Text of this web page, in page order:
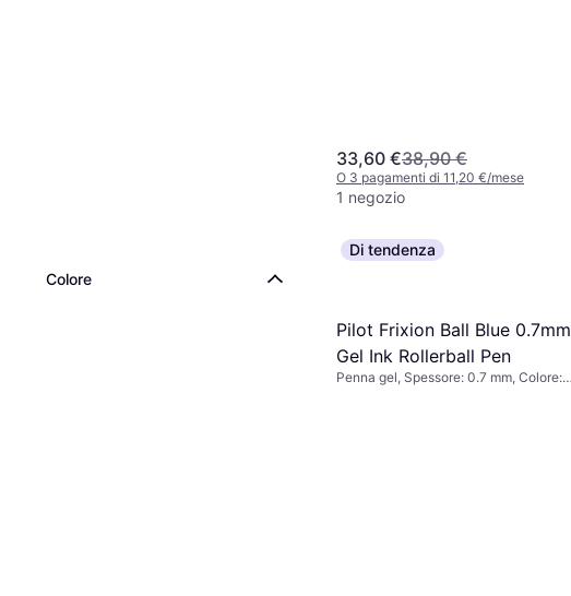
Colore
33,60 €38,90 €
O 3 pagamenti di 11,20 €/mese
1 negozio
Di tendenza
Pilot Frixion Ball Blue 0.7mm
Gel Ink Rollerball Pen
Penna gel, Spessore: 0.7 mm, Colore: